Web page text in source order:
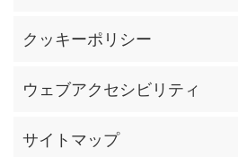
クッキーポリシー
ウェブアクセシビリティ
サイトマップ